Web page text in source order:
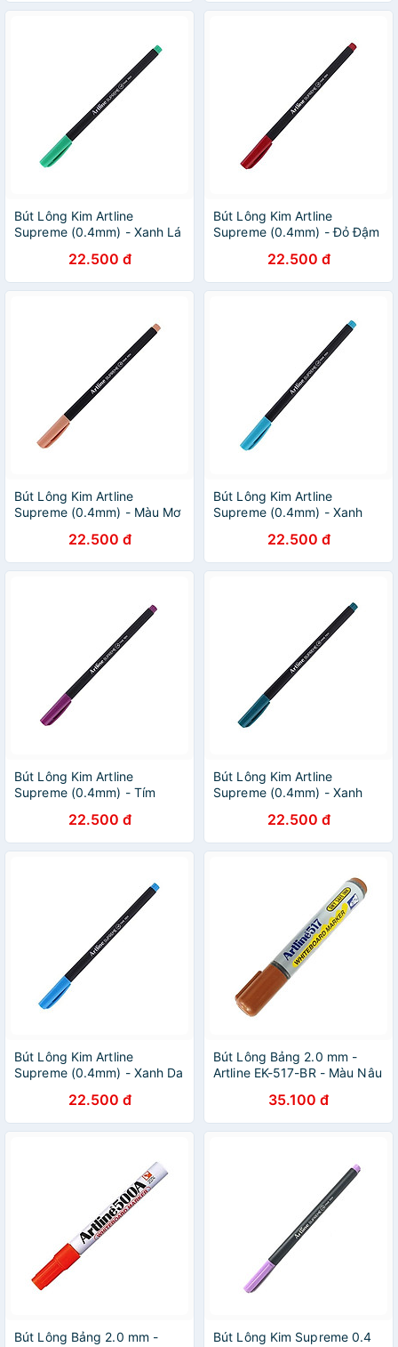
Bút Lông Kim Artline
Supreme (0.4mm) - Xanh Lá
22.500 đ
Bút Lông Kim Artline
Supreme (0.4mm) - Đỏ Đậm
22.500 đ
Bút Lông Kim Artline
Supreme (0.4mm) - Màu Mơ
22.500 đ
Bút Lông Kim Artline
Supreme (0.4mm) - Xanh
22.500 đ
Bút Lông Kim Artline
Supreme (0.4mm) - Tím
22.500 đ
Bút Lông Kim Artline
Supreme (0.4mm) - Xanh
22.500 đ
Bút Lông Kim Artline
Supreme (0.4mm) - Xanh Da
22.500 đ
Bút Lông Bảng 2.0 mm -
Artline EK-517-BR - Màu Nâu
35.100 đ
Bút Lông Bảng 2.0 mm -
Bút Lông Kim Supreme 0.4